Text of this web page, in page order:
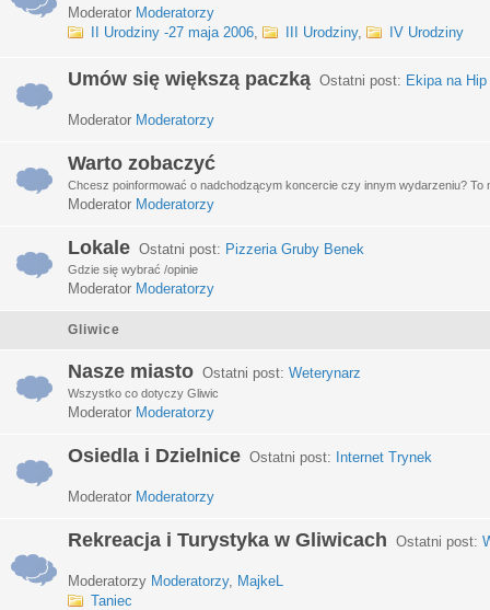
Moderator Moderatorzy
II Urodziny -27 maja 2006, III Urodziny, IV Urodziny
Umów się większą paczką Ostatni post: Ekipa na
Moderator Moderatorzy
Warto zobaczyć
Chcesz poinformować o nadchodzącym koncercie czy innym wydarzeniu? To
Moderator Moderatorzy
Lokale Ostatni post: Pizzeria Gruby Benek
Gdzie się wybrać /opinie
Moderator Moderatorzy
Gliwice
Nasze miasto Ostatni post: Weterynarz
Wszystko co dotyczy Gliwic
Moderator Moderatorzy
Osiedla i Dzielnice Ostatni post: Internet Trynek
Moderator Moderatorzy
Rekreacja i Turystyka w Gliwicach Ostatni post:
Moderatorzy Moderatorzy, MajkeL
Taniec